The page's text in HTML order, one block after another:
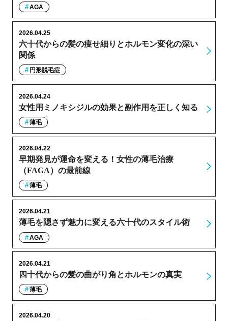
AGA
六十代からの髪の痩せ細りとホルモン変化の深い
関係
2026.04.25
円形脱毛症
女性用ミノキシジルの効果と副作用を正しく知る
2026.04.24
薄毛
早期発見が運命を変える！女性の薄毛治療
（FAGA）の最前線
2026.04.22
薄毛
薄毛を隠さず魅力に変える六十代のスタイル術
2026.04.21
AGA
四十代からの髪の曲がり角とホルモンの真実
2026.04.21
薄毛
2026.04.20